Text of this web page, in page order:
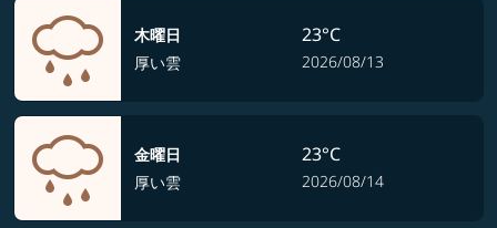
木曜日
厚い雲
23°C
2026/08/13
金曜日
厚い雲
23°C
2026/08/14